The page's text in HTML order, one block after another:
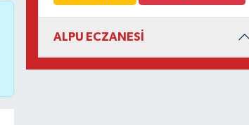
ALPU ECZANESİ